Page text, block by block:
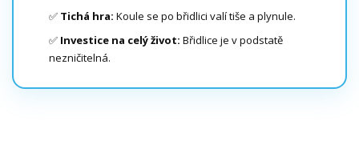
✅ Tichá hra: Koule se po břidlici valí tiše a plynule.
✅ Investice na celý život: Břidlice je v podstatě
nezničitelná.